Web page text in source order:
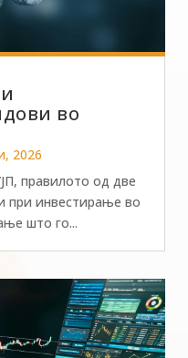
во
2026
правилото од две
при инвестирање во
што го...